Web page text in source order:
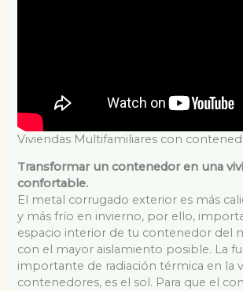
Viviendas Multifamiliares con
Transformar un contenedor en una
confortable.
El metal corrugado exterior es más
y más frío en invierno, por ello,
espacio interior de tu contenedor del
con el mayor aislamiento posible. La
importante de radiación térmica en la
contenedores, es el sol. Para que el